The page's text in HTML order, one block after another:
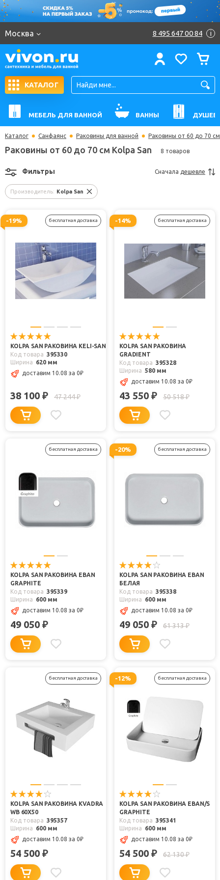
Москва 8 495 647 00 84 i
КАТАЛОГ
МЕБЕЛЬ ДЛЯ ВАННОЙ ВАННЫ
Каталог Санфаянс Раковины для ванной Раковины от 60 до 70 см
Раковины от 60 до 70 см Kolpa San 8 товаров
Производитель: Kolpa San
Фильтры Сначала дешевле
-19% бесплатная доставка
KOLPA SAN РАКОВИНА KELI-SAN
Код товара 395330
Ширина
620 мм
доставим 10.08 за 0₽
38 100 ₽ 47 244₽
-14% бесплатная доставка
KOLPA SAN РАКОВИНА
GRADIENT
Код товара 395328
Ширина 580 мм
доставим 10.08 за 0₽
43 550 ₽ 50 518₽
бесплатная доставка
KOLPA SAN РАКОВИНА EBAN
GRAPHITE
Код товара 395339
Ширина
600 мм
доставим 10.08 за 0₽
49 050 ₽
-20% бесплатная доставка
KOLPA SAN РАКОВИНА EBAN
БЕЛАЯ
Код товара 395338
Ширина
600 мм
доставим 10.08 за 0₽
49 050 ₽ 61 313₽
бесплатная доставка
KOLPA SAN РАКОВИНА KVADRA
WB 60Х50
Код товара 395357
Ширина
600 мм
доставим 10.08 за 0₽
54 500 ₽
-12% бесплатная доставка
KOLPA SAN РАКОВИНА EBAN/S
GRAPHITE
Код товара 395341
Ширина
600 мм
доставим 10.08 за 0₽
54 500 ₽ 62 130₽